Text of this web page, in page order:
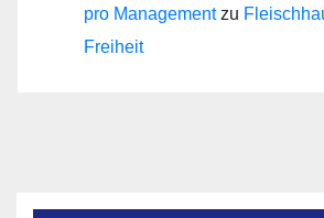
pro Managementzu
Freiheit